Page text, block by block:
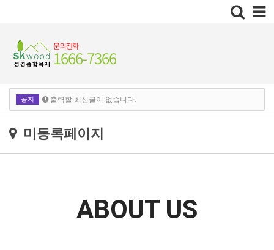
Toggle
navigation
공지 출력할 최신글이 없습니다.
미등록페이지
ABOUT US